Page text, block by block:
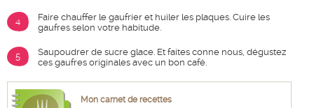
4
Faire chauffer le gaufrier et huiler les plaques. Cuire les
gaufres selon votre habitude.
5
Saupoudrer de sucre glace. Et faites conne nous, dégustez
ces gaufres originales avec un bon café.
Mon carnet de recettes